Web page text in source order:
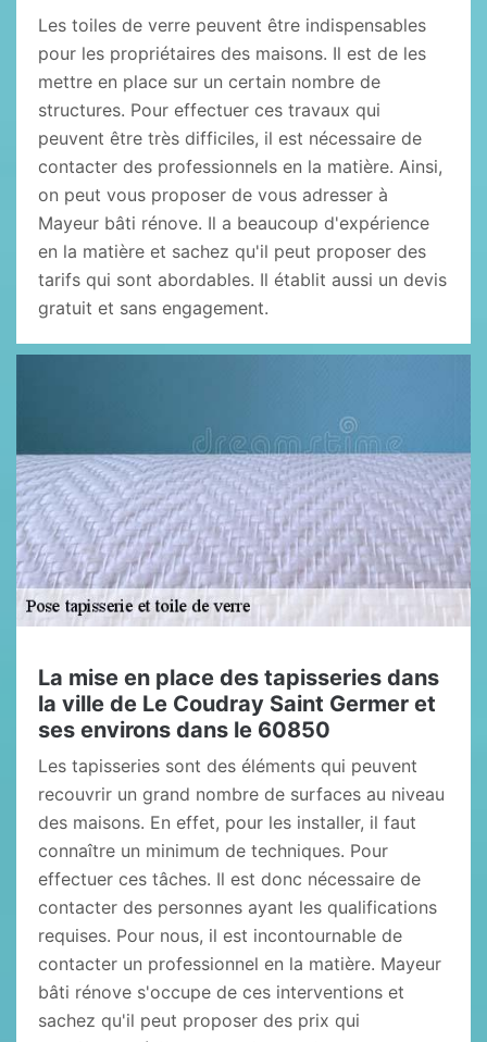
Les toiles de verre peuvent être indispensables
pour les propriétaires des maisons. Il est de les
mettre en place sur un certain nombre de
structures. Pour effectuer ces travaux qui
peuvent être très difficiles, il est nécessaire de
contacter des professionnels en la matière. Ainsi,
on peut vous proposer de vous adresser à
Mayeur bâti rénove. Il a beaucoup d'expérience
en la matière et sachez qu'il peut proposer des
tarifs qui sont abordables. Il établit aussi un devis
gratuit et sans engagement.
La mise en place des tapisseries dans
la ville de Le Coudray Saint Germer et
ses environs dans le 60850
Les tapisseries sont des éléments qui peuvent
recouvrir un grand nombre de surfaces au niveau
des maisons. En effet, pour les installer, il faut
connaître un minimum de techniques. Pour
effectuer ces tâches. Il est donc nécessaire de
contacter des personnes ayant les qualifications
requises. Pour nous, il est incontournable de
contacter un professionnel en la matière. Mayeur
bâti rénove s'occupe de ces interventions et
sachez qu'il peut proposer des prix qui